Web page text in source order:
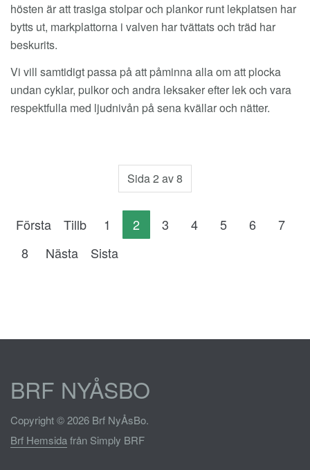
hösten är att trasiga stolpar och plankor runt lekplatsen har
bytts ut, markplattorna i valven har tvättats och träd har
beskurits.
Vi vill samtidigt passa på att påminna alla om att plocka
undan cyklar, pulkor och andra leksaker efter lek och vara
respektfulla med ljudnivån på sena kvällar och nätter.
Sida 2 av 8
Första Tillb 1 2 3 4 5 6
7
8
Nästa Sista
BRF NYÅSBO
Copyright © 2026 Brf NyÅsBo.
Brf Hemsidafrån Simply BRF